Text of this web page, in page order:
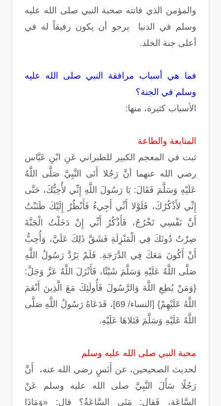
والمؤمن الذي فاتته صحبة النبي صلى الله عليه
وسلم في الدنيا يرجو أن يكون رفيقاً له في
أعلى جنة الخلد.
فما هي أسباب مرافقة النبي صلى الله عليه
وسلم في الجنة؟
الأسباب كثيرة، منها:
المتابعة والطاعة
ثبت في المعجم الكبير للطبراني عَنِ ابْنِ عَبَّاس
رضي الله عنهما أنَّ رَجُلا أَتَى النَّبِيَّ صَلَّى اللَّهُ
عَلَيْهِ وَسَلَّمَ فَقَالَ: يَا رَسُولَ اللَّهِ إِنِّي لأُحِبُّكَ، حَتَّى
إِنِّي لأَذْكُرُكَ، فَلَوْلا أَنِّي أَجِيءُ فَأَنْظُرُ إِلَيْكَ ظَنَنْتُ
أَنَّ نَفْسِي تَخْرُجُ، فَأَذْكُرُ أَنِّي إِنْ دَخَلْتُ الْجَنَّةَ
صِرْتُ دُونَكَ فِي الْمَنْزِلَةِ فَشَقَّ ذَلِكَ عَلَيَّ، وَأُحِبُّ
أَنْ أَكُونَ مَعَكَ فِي الدَّرَجَةِ. فَلَمْ يَرُدَّ رَسُولُ اللَّهِ
صَلَّى اللَّهُ عَلَيْهِ وَسَلَّمَ شَيْئًا، فَأَنْزَلَ اللَّهُ عَزَّ وَجَلَّ:
{وَمَنْ يُطِعِ اللَّهَ وَالرَّسُولَ فَأُولَئِكَ مَعَ الَّذِينَ أَنْعَمَ
اللَّهُ عَلَيْهِمْ} [النساء/ 69]، فَدَعَاهُ رَسُولُ اللَّهِ صَلَّى
اللَّهُ عَلَيْهِ وَسَلَّمَ فَتَلاهَا عَلَيْهِ.
محبة النبي صلى الله عليه وسلم
لحديث الصحيحين، عن أَنَسٍ رضي الله عنه، أَنَّ
رَجُلًا سَأَلَ النَّبِيَّ صلى الله عليه وسلم عَنْ
السَّاعَةِ، فَقال: مَتَى السَّاعَةُ؟ قال: «وَمَاذَا